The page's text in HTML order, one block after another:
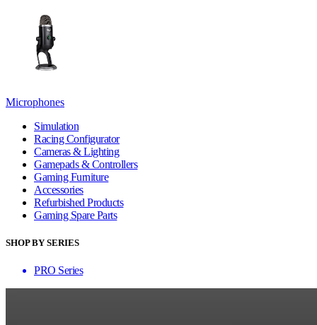
Microphones
Simulation
Racing Configurator
Cameras & Lighting
Gamepads & Controllers
Gaming Furniture
Accessories
Refurbished Products
Gaming Spare Parts
SHOP BY SERIES
PRO Series